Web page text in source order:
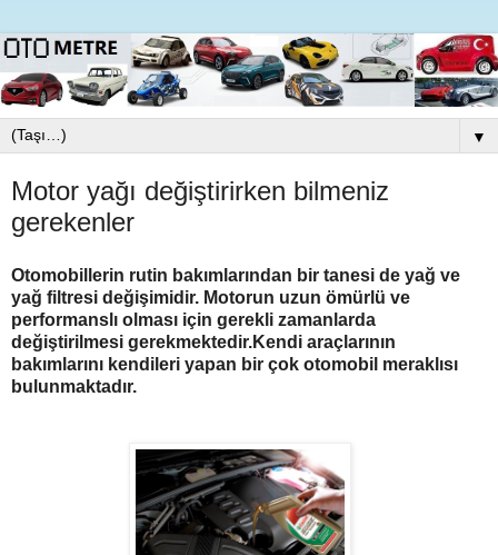
▼
Motor yağı değiştirirken bilmeniz
gerekenler
Otomobillerin rutin bakımlarından bir tanesi de yağ ve
yağ filtresi değişimidir. Motorun uzun ömürlü ve
performanslı olması için gerekli zamanlarda
değiştirilmesi gerekmektedir.Kendi araçlarının
bakımlarını kendileri yapan bir çok otomobil meraklısı
bulunmaktadır.